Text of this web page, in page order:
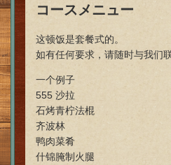
コースメニュー
这顿饭是套餐式的。
如有任何要求，请随时与我们联
一个例子
555 沙拉
石烤青柠法棍
齐波林
鸭肉菜肴
什锦腌制火腿